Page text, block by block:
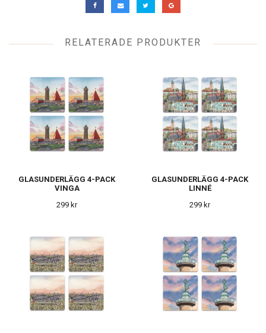
RELATERADE PRODUKTER
GLASUNDERLÄGG 4-PACK
VINGA
299 kr
GLASUNDERLÄGG 4-PACK
LINNÉ
299 kr